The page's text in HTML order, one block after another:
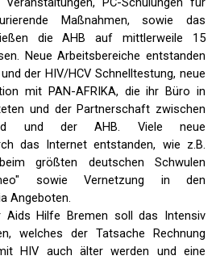
Maßnahmen, sowie das
ließen die AHB auf mittlerweile 15
Neue Arbeitsbereiche entstanden
der HIV/HCV Schnelltestung, neue
mit PAN-AFRIKA, die ihr Büro in
und der Partnerschaft zwischen
und der AHB. Viele neue
das Internet entstanden, wie z.B.
größten deutschen Schwulen
sowie Vernetzung in den
Angeboten.
Aids Hilfe Bremen soll das Intensiv
welches der Tatsache Rechnung
HIV auch älter werden und eine